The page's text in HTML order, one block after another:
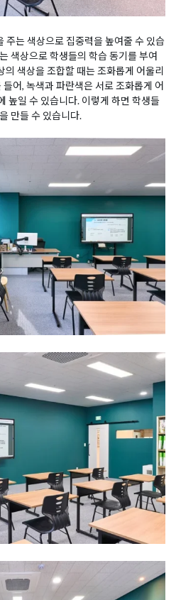
주는 색상으로 집중력을 높여줄 수 있습
색상으로 학생들의 학습 동기를 부여
의 색상을 조합할 때는 조화롭게 어울리
어, 녹색과 파란색은 서로 조화롭게 어
높일 수 있습니다. 이렇게 하면 학생들
만들 수 있습니다.